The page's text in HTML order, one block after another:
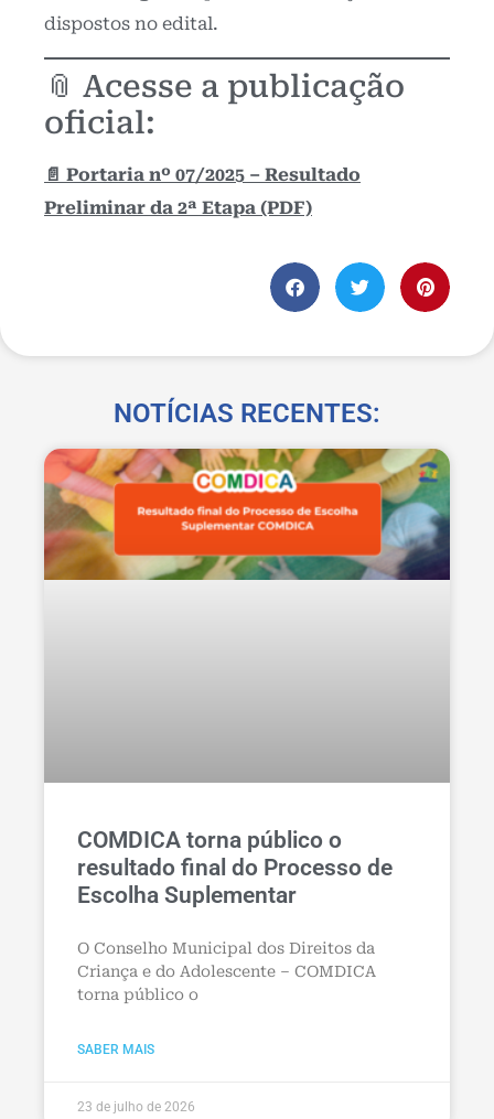
dispostos no edital.
📎 Acesse a publicação
oficial:
📄 Portaria nº 07/2025 – Resultado
Preliminar da 2ª Etapa (PDF)
NOTÍCIAS RECENTES:
COMDICA torna público o
resultado final do Processo de
Escolha Suplementar
O Conselho Municipal dos Direitos da
Criança e do Adolescente – COMDICA
torna público o
SABER MAIS
23 de julho de 2026